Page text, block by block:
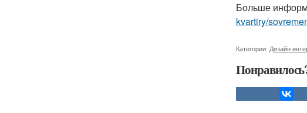
Больше
kvartiry/
Категории: Дизайн